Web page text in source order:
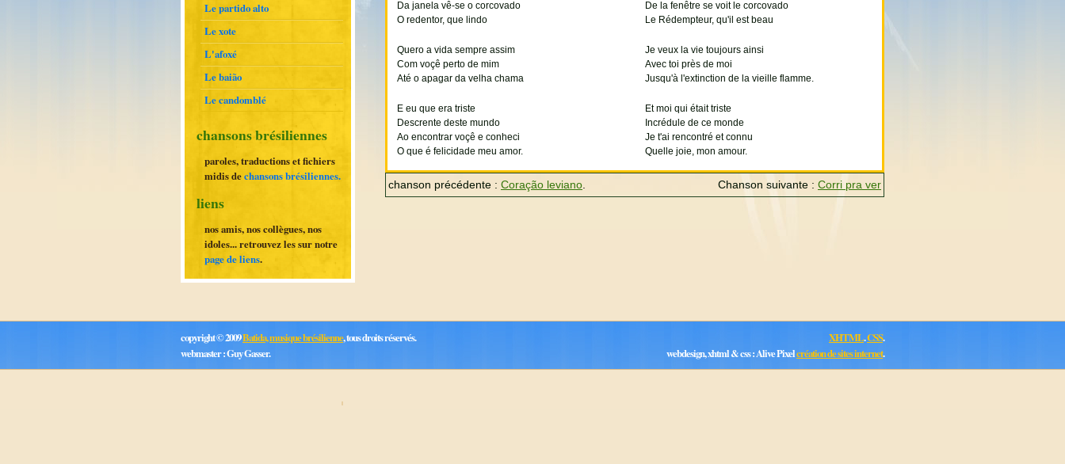
Da janela vê-se o corcovado
O redentor, que lindo
Quero a vida sempre assim
Com voçê perto de mim
Até o apagar da velha chama
E eu que era triste
Descrente deste mundo
Ao encontrar voçê e conheci
O que é felicidade meu amor.
De la fenêtre se voit le corcovado
Le Rédempteur, qu'il est beau
Je veux la vie toujours ainsi
Avec toi près de moi
Jusqu'à l'extinction de la vieille flamme.
Et moi qui était triste
Incrédule de ce monde
Je t'ai rencontré et connu
Quelle joie, mon amour.
chanson précédente : Coração leviano Chanson suivante : Corri pra ver
Le partido alto
Le xote
L'afoxé
Le baião
Le candomblé
chansons brésiliennes
paroles, traductions et fichiers
midis dechansons brésiliennes.
liens
nos amis, nos collègues, nos
idoles... retrouvez les sur notre
page de liens.
copyright © 2009Batida, musique brésilienne, tous droits réservés.
webmaster : Guy Gasser.
XHTML.CSS.
webdesign, xhtml & css : Alive Pixelcréation de sites internet.